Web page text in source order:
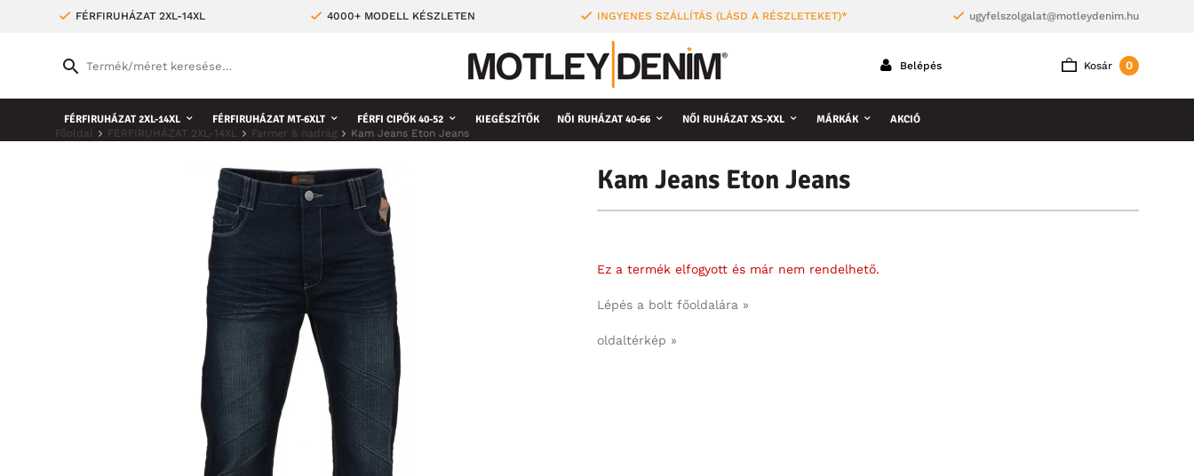
FÉRFIRUHÁZAT 2XL-14XL 4000+ MODELL KÉSZLETEN INGYENES SZÁLLÍTÁS (LÁSD A RÉSZLETEKET)* ugyfelszolgalat@motleydenim.hu
Kosár 0
Belépés
FÉRFIRUHÁZAT 2XL-14XL FÉRFIRUHÁZAT MT-6XLT FÉRFI CIPŐK 40-52 KIEGÉSZÍTŐK NŐI RUHÁZAT 40-66 NŐI RUHÁZAT XS-XXL MÁRKÁK AKCIÓ
Főoldal FÉRFIRUHÁZAT 2XL-14XL Farmer & nadrág Kam Jeans Eton Jeans
Kam Jeans Eton Jeans
Ez a termék elfogyott és már nem rendelhető.
Lépés a bolt főoldalára »
oldaltérkép »